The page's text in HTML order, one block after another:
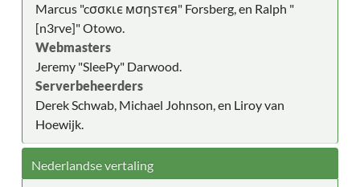
Marcus "cσσкιє мσηѕтєя" Forsberg, en Ralph "
[n3rve]" Otowo.
Webmasters
Jeremy "SleePy" Darwood.
Serverbeheerders
Derek Schwab, Michael Johnson, en Liroy van
Hoewijk.
Nederlandse vertaling